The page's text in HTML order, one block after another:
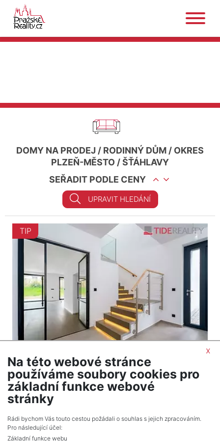
DOMY NA PRODEJ / RODINNÝ DŮM / OKRES
PLZEŇ-MĚSTO /ŠŤÁHLAVY
SEŘADIT PODLE CENY
UPRAVIT HLEDÁNÍ
TIP
Dům na prodej / rodinný dům / 170 m
Praha
21 800 000 Kč (za nemovitost) Cena včetně
provize
x
Na této webové stránce
používáme soubory cookies pro
základní funkce webové
stránky
Rádi bychom Vás touto cestou požádali o souhlas s jejich zpracováním.
Pro následující účel:
Základní funkce webu